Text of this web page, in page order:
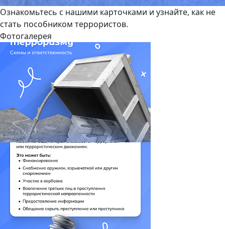
Ознакомьтесь с нашими карточками и узнайте, как не
стать пособником террористов.
Фотогалерея